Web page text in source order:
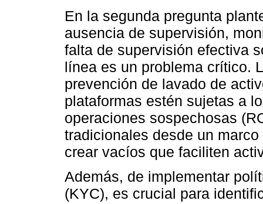
En la segunda pregunta
ausencia de supervisión,
falta de supervisión efectiva
línea es un problema crítico.
prevención de lavado de
plataformas estén sujetas a
operaciones sospechosas
tradicionales desde un
crear vacíos que faciliten
Además, de implementar
(KYC), es crucial para